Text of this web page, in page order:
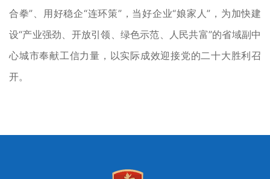
合拳”、用好稳企“连环策”，当好企业“娘家人”，为加快建
设“产业强劲、开放引领、绿色示范、人民共富”的省域副中
心城市奉献工信力量，以实际成效迎接党的二十大胜利召
开。